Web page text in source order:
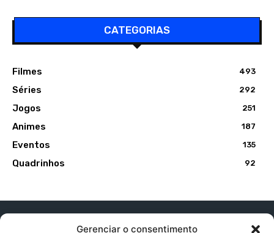
Gerenciar o consentimento
CATEGORIAS
Filmes 493
Séries 292
Jogos 251
Animes 187
Eventos 135
Quadrinhos 92